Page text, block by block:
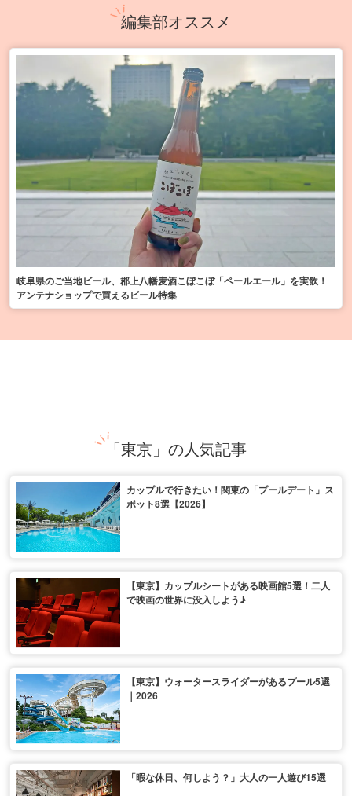
編集部オススメ
岐阜県のご当地ビール、郡上八幡麦酒こぼこぼ「ペールエール」を実飲！
アンテナショップで買えるビール特集
「東京」の人気記事
カップルで行きたい！関東の「プールデート」ス
ポット8選【2026】
【東京】カップルシートがある映画館5選！二人
で映画の世界に没入しよう♪
【東京】ウォータースライダーがあるプール5選
｜2026
「暇な休日、何しよう？」大人の一人遊び15選